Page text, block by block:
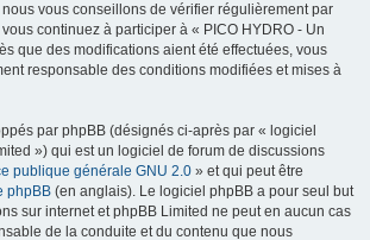
vous conseillons de vérifier régulièrement par
continuez à participer à « PICO HYDRO - Un
que des modifications aient été effectuées, vous
responsable des conditions modifiées et mises à
par phpBB (désignés ci-après par « logiciel
») qui est un logiciel de forum de discussions
publique générale GNU 2.0 » et qui peut être
phpBB (en anglais). Le logiciel phpBB a pour seul but
sur internet et phpBB Limited ne peut en aucun cas
de la conduite et du contenu que nous